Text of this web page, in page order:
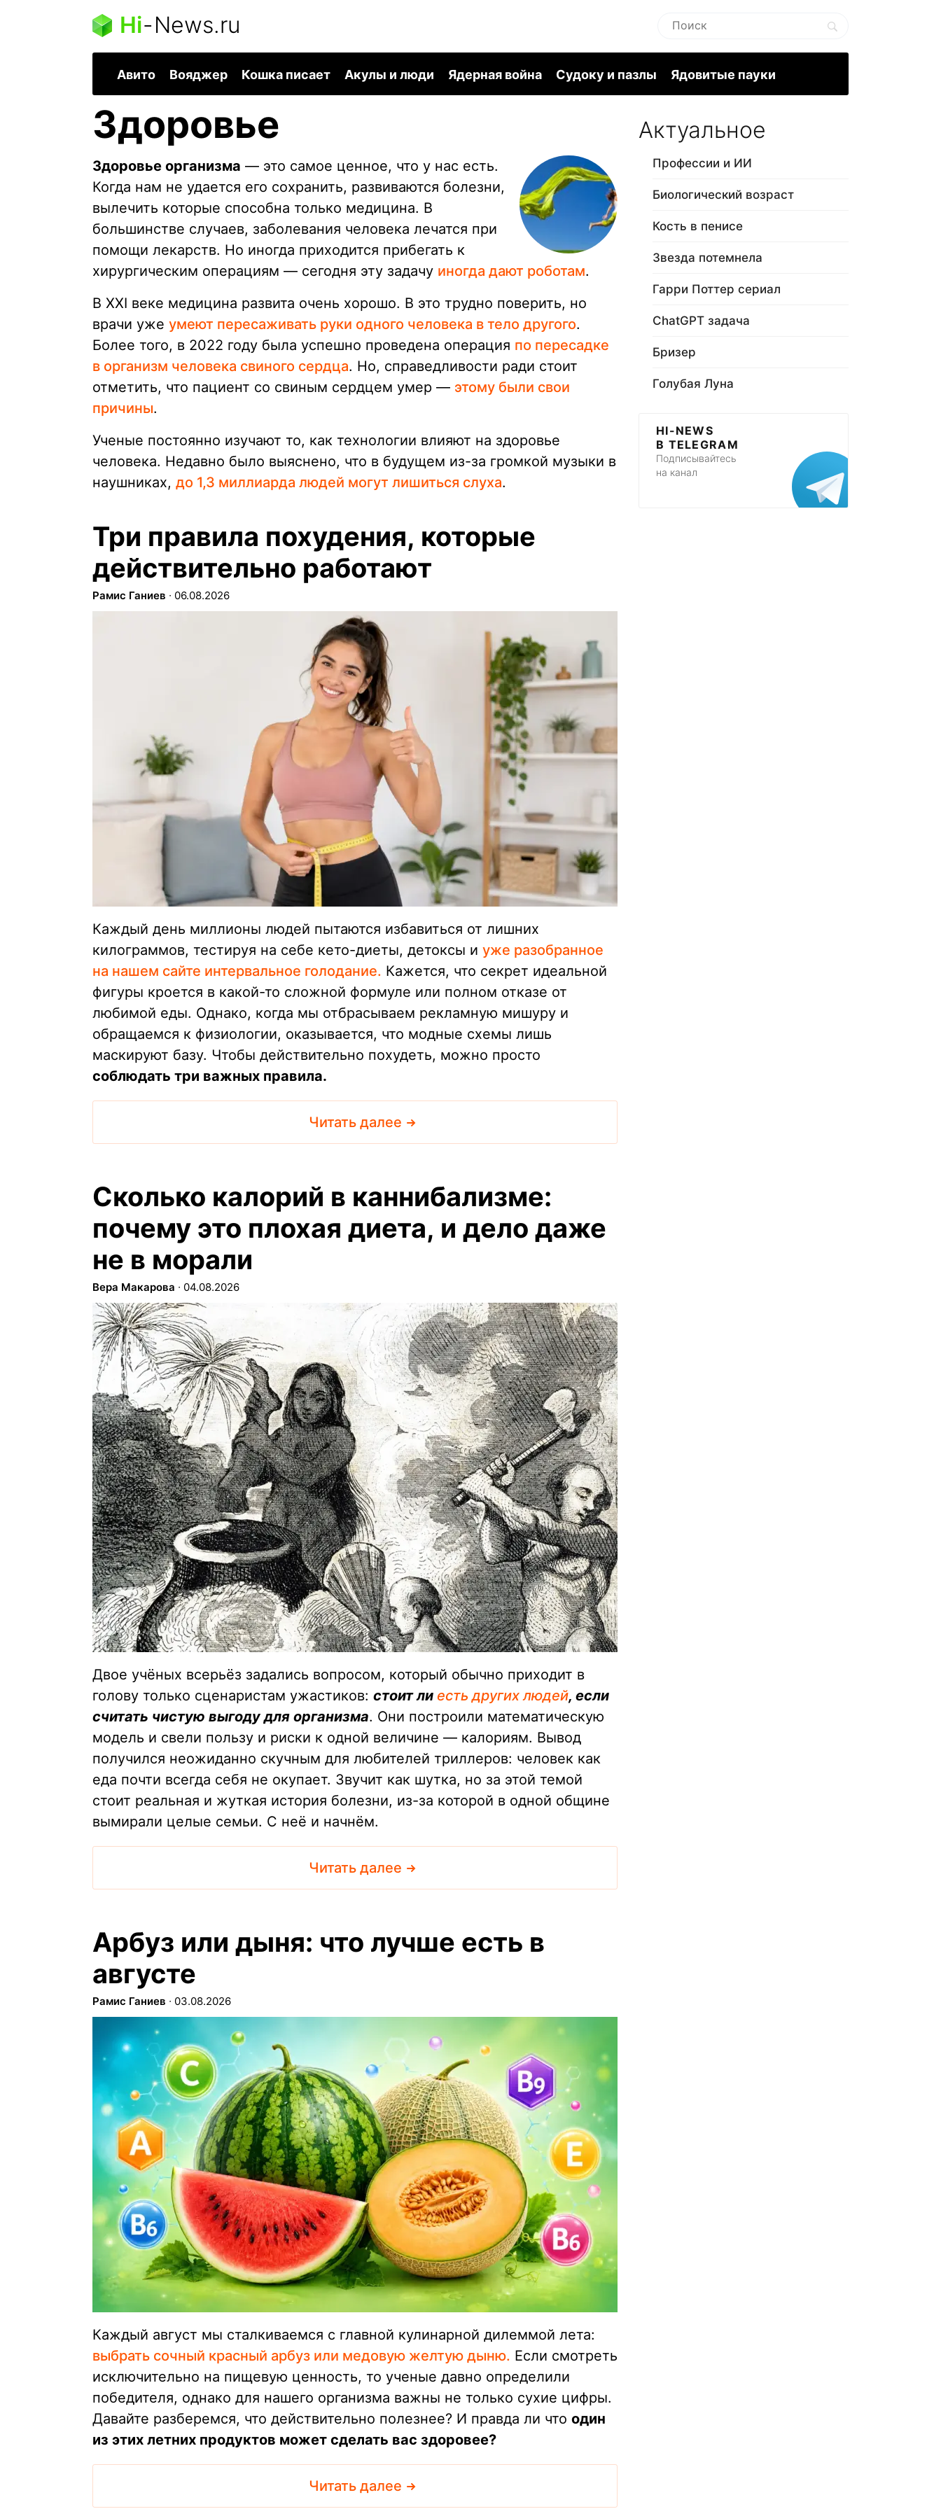
Hi-News.ru
Авито Вояджер Кошка писает Акулы и люди Ядерная война Судоку и пазлы Ядовитые пауки
Здоровье
Здоровье организма — это самое ценное, что у нас есть.
Когда нам не удается его сохранить, развиваются болезни,
вылечить которые способна только медицина. В
большинстве случаев, заболевания человека лечатся при
помощи лекарств. Но иногда приходится прибегать к
хирургическим операциям — сегодня эту задачу иногда дают роботам.
В XXI веке медицина развита очень хорошо. В это трудно поверить, но
врачи уже умеют пересаживать руки одного человека в тело другого.
Более того, в 2022 году была успешно проведена операция по пересадке
в организм человека свиного сердца. Но, справедливости ради стоит
отметить, что пациент со свиным сердцем умер — этому были свои
причины.
Ученые постоянно изучают то, как технологии влияют на здоровье
человека. Недавно было выяснено, что в будущем из-за громкой музыки в
наушниках, до 1,3 миллиарда людей могут лишиться слуха.
Три правила похудения, которые
действительно работают
Рамис Ганиев ∙ 06.08.2026
Каждый день миллионы людей пытаются избавиться от лишних
килограммов, тестируя на себе кето-диеты, детоксы и уже разобранное
на нашем сайте интервальное голодание. Кажется, что секрет идеальной
фигуры кроется в какой-то сложной формуле или полном отказе от
любимой еды. Однако, когда мы отбрасываем рекламную мишуру и
обращаемся к физиологии, оказывается, что модные схемы лишь
маскируют базу. Чтобы действительно похудеть, можно просто
соблюдать три важных правила.
Читать далее
Сколько калорий в каннибализме:
почему это плохая диета, и дело даже
не в морали
Вера Макарова ∙ 04.08.2026
Двое учёных всерьёз задались вопросом, который обычно приходит в
голову только сценаристам ужастиков: стоит ли есть других людей, если
считать чистую выгоду для организма. Они построили математическую
модель и свели пользу и риски к одной величине — калориям. Вывод
получился неожиданно скучным для любителей триллеров: человек как
еда почти всегда себя не окупает. Звучит как шутка, но за этой темой
стоит реальная и жуткая история болезни, из-за которой в одной общине
вымирали целые семьи. С неё и начнём.
Читать далее
Арбуз или дыня: что лучше есть в
августе
Рамис Ганиев ∙ 03.08.2026
Каждый август мы сталкиваемся с главной кулинарной дилеммой лета:
выбрать сочный красный арбуз или медовую желтую дыню. Если смотреть
исключительно на пищевую ценность, то ученые давно определили
победителя, однако для нашего организма важны не только сухие цифры.
Давайте разберемся, что действительно полезнее? И правда ли что один
из этих летних продуктов может сделать вас здоровее?
Читать далее
Актуальное
Профессии и ИИ
Биологический возраст
Кость в пенисе
Звезда потемнела
Гарри Поттер сериал
ChatGPT задача
Бризер
Голубая Луна
HI-NEWS
В TELEGRAM
Подписывайтесь
на канал